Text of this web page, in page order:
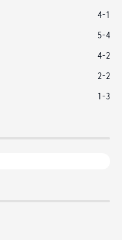
4-1
5-4
4-2
2-2
1-3